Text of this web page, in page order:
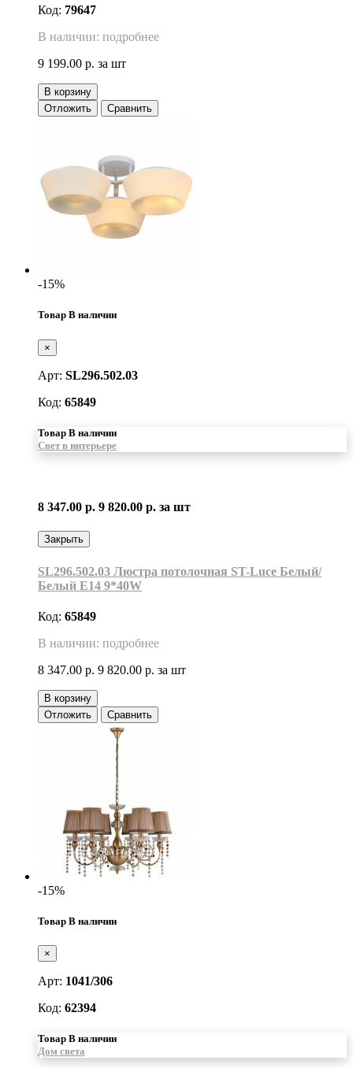
Код: 79647
В наличии: подробнее
9 199.00 р. за шт
В корзину
Отложить
Сравнить
-15%
Товар В наличии
×
Арт: SL296.502.03
Код: 65849
Товар В наличии
Свет в интерьере
8 347.00 р. 9 820.00 р. за шт
Закрыть
SL296.502.03 Люстра потолочная ST-Luce Белый/
Белый E14 9*40W
Код: 65849
В наличии: подробнее
8 347.00 р. 9 820.00 р. за шт
В корзину
Отложить
Сравнить
-15%
Товар В наличии
×
Арт: 1041/306
Код: 62394
Товар В наличии
Дом света